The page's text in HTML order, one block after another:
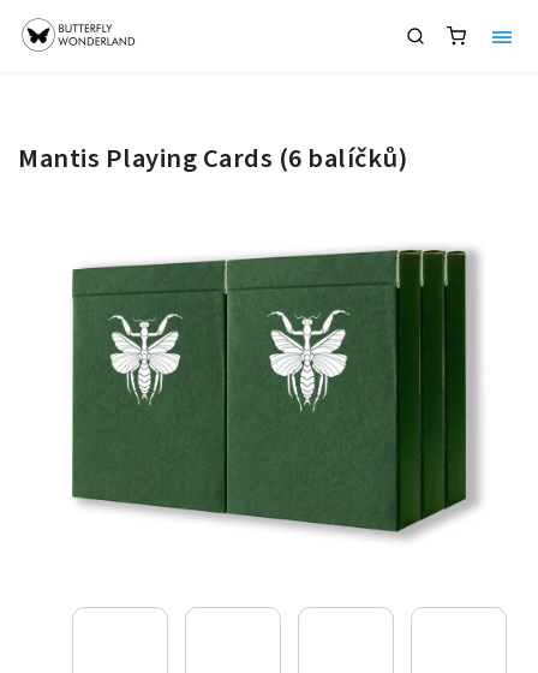
Mantis Playing Cards (6 balíčků)